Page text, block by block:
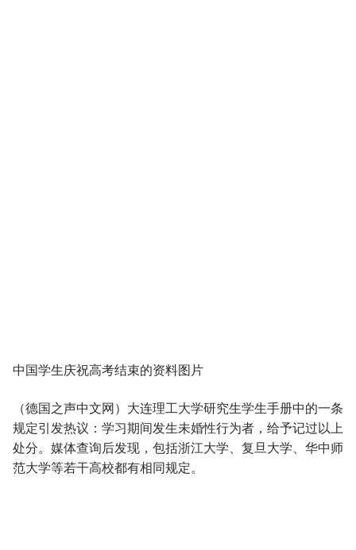
中国学生庆祝高考结束的资料图片
（德国之声中文网）大连理工大学研究生学生手册中的一条
规定引发热议：学习期间发生未婚性行为者，给予记过以上
处分。媒体查询后发现，包括浙江大学、复旦大学、华中师
范大学等若干高校都有相同规定。